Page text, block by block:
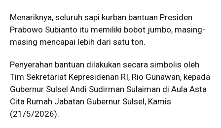
Menariknya, seluruh sapi kurban bantuan Presiden
Prabowo Subianto itu memiliki bobot jumbo, masing-
masing mencapai lebih dari satu ton.
Penyerahan bantuan dilakukan secara simbolis oleh
Tim Sekretariat Kepresidenan RI, Rio Gunawan, kepada
Gubernur Sulsel Andi Sudirman Sulaiman di Aula Asta
Cita Rumah Jabatan Gubernur Sulsel, Kamis
(21/5/2026).